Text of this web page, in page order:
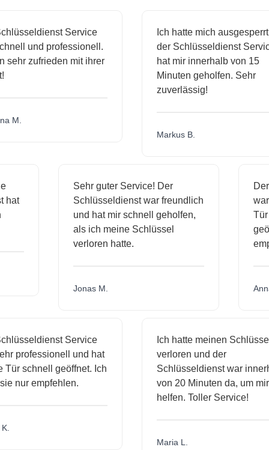
Service
und professionell.
zufrieden mit ihrer
M.
Ich hatte mich ausgesperrt
der Schlüsseldienst Service
hat mir innerhalb von 15
Minuten geholfen. Sehr
zuverlässig!
Markus B.
hat
Sehr guter Service! Der
Schlüsseldienst war freundlich
und hat mir schnell geholfen,
als ich meine Schlüssel
verloren hatte.
Jonas M.
Service
professionell und hat
schnell geöffnet. Ich
nur empfehlen.
Ich hatte meinen Schlüssel
verloren und der
Schlüsseldienst war
von 20 Minuten da, um mir
helfen. Toller Service!
Maria L.